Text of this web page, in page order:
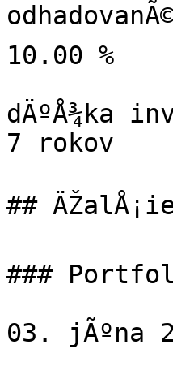
10.00 %
dÄºÅ¾ka
7 rokov
##
###
03. jÃºna